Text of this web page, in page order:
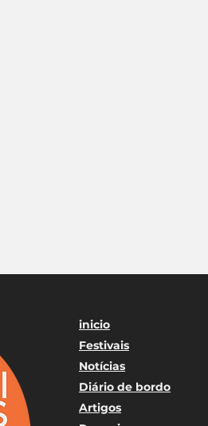
inicio
Festivais
Notícias
Diário de bordo
Artigos